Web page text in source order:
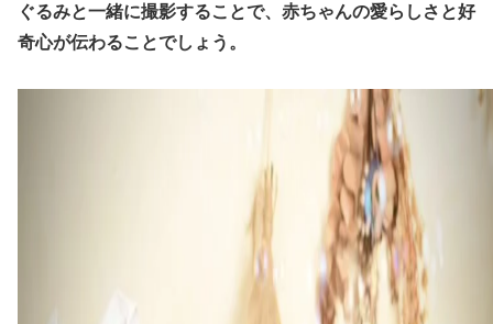
ぐるみと一緒に撮影することで、赤ちゃんの愛らしさと好
奇心が伝わることでしょう。